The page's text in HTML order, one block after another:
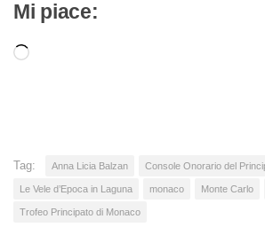
Mi piace:
Caricamento
Tag: Anna Licia Balzan Console Onorario del
Le Vele d’Epoca in Laguna monaco Monte Carlo
Trofeo Principato di Monaco